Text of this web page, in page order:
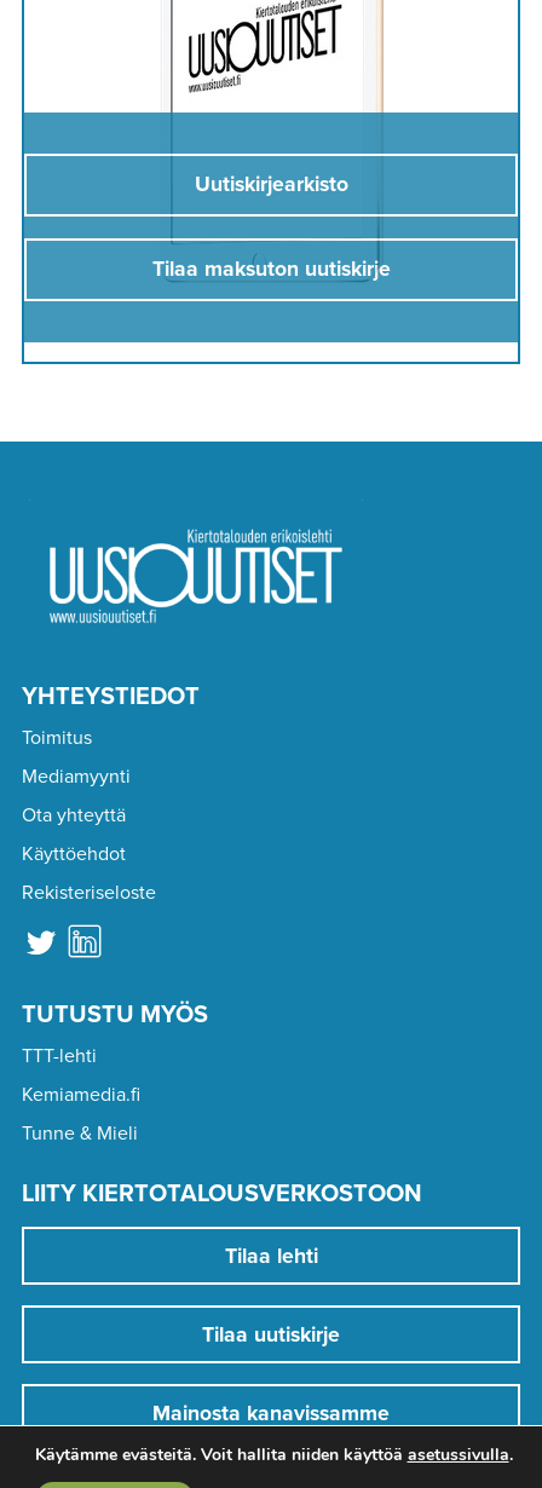
Uutiskirjearkisto
Tilaa maksuton uutiskirje
YHTEYSTIEDOT
Toimitus
Mediamyynti
Ota yhteyttä
Käyttöehdot
Rekisteriseloste
TUTUSTU MYÖS
TTT-lehti
Kemiamedia.fi
Tunne & Mieli
LIITY KIERTOTALOUSVERKOSTOON
Tilaa lehti
Tilaa uutiskirje
Mainosta kanavissamme
Käytämme evästeitä. Voit hallita niiden käyttöä asetussivulla.